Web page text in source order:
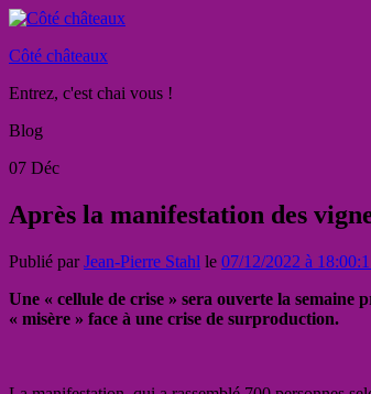
Côté châteaux
Entrez, c'est chai vous !
Blog
07 Déc
Après la manifestation des
Publié parJean-Pierre Stahl le 07/12/2022 à
Une « cellule de crise » sera ouverte la
« misère » face à une crise de surproduction.